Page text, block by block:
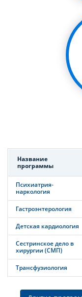
Название
программы
Психиатрия-
наркология
Гастроэнтерология
Детская кардиология
Сестринское дело в
хирургии (СМП)
Трансфузиология